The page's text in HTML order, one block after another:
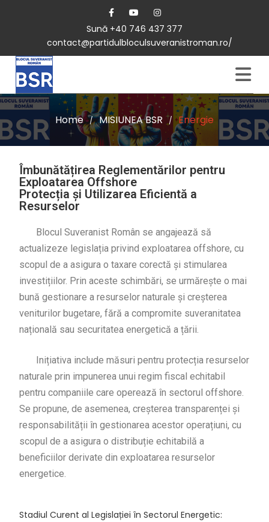
Sună +40 746 437 377
contact@partidulbloculsuveranistroman.ro/
Home / MISIUNEA BSR / Energie
Îmbunătățirea Reglementărilor pentru
Exploatarea Offshore
Protecția și Utilizarea Eficientă a
Resurselor
Blocul Suveranist Român se angajează să
actualizeze legislația privind exploatarea offshore, cu
scopul de a asigura o taxare corectă și stimularea
investițiilor. Prin aceste schimbări, se urmărește o mai
bună gestionare a resurselor naturale și creșterea
veniturilor bugetare, fără a compromite suveranitatea
națională sau securitatea energetică a țării.
Inițiativa include măsuri pentru protecția resurselor
naturale prin impunerea unui regim fiscal echitabil
pentru companiile care operează în sectorul offshore.
Se propune, de asemenea, creșterea transparenței și
responsabilității în gestionarea acestor operațiuni, cu
scopul de a asigura o distribuție echitabilă a
beneficiilor derivate din exploatarea resurselor
energetice.
Stadiul Curent al Legislației în Sectorul Energetic: